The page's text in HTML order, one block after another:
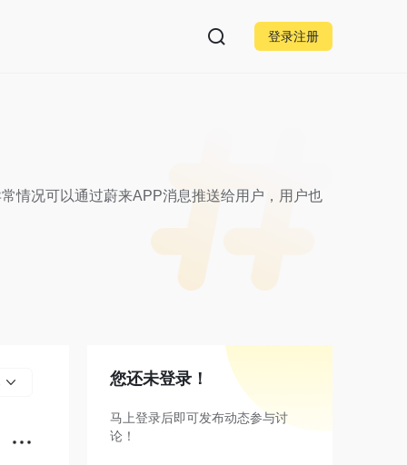
登录注册
情况可以通过蔚来APP消息推送给用户，用户也
您还未登录！
马上登录后即可发布动态参与讨
论！